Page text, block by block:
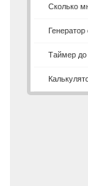
Сколько
Таймер до